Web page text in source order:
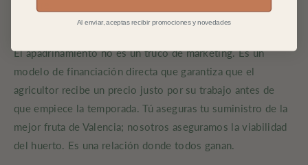
El apadrinamiento no es un truco de marketing. Es un
modelo de financiación directa que garantiza que el
agricultor recibe un precio justo por su trabajo antes de
que empiece la temporada. Tú aseguras tu suministro de la
mejor fruta de Valencia; nosotros aseguramos la viabilidad
del huerto. Es una relación donde todos ganan.
Al enviar, aceptas recibir promociones y novedades